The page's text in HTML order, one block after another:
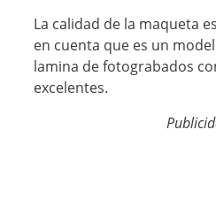
La calidad de la maqueta
en cuenta que es un
lamina de fotograbados
excelentes.